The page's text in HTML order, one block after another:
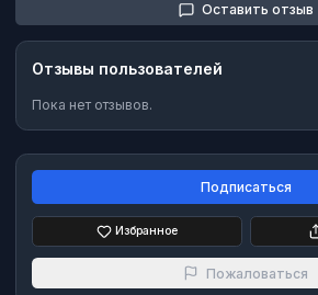
Оставить отзыв
Отзывы пользователей
Пока нет отзывов.
Подписаться
Избранное
Пожаловаться